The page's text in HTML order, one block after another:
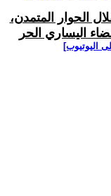
الحوار المتمدن،
اليساري الحر
اليوتيوب]